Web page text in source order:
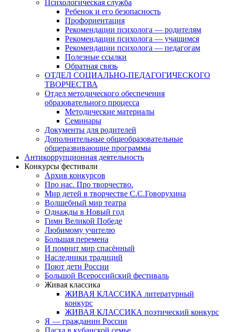
Психологическая служба
Ребенок и его безопасность
Профориентация
Рекомендации психолога — родителям
Рекомендации психолога — учащимся
Рекомендации психолога — педагогам
Полезные ссылки
Обратная связь
ОТДЕЛ СОЦИАЛЬНО-ПЕДАГОГИЧЕСКОГО
ТВОРЧЕСТВА
Отдел методического обеспечения
образовательного процесса
Методические материалы
Семинары
Документы для родителей
Дополнительные общеобразовательные
общеразвивающие программы
Антикоррупционная деятельность
Конкурсы фестивали
Архив конкурсов
Про нас. Про творчество.
Мир детей в творчестве С.С.Говорухина
Волшебный мир театра
Однажды в Новый год
Гимн Великой Победе
Любимому учителю
Большая перемена
И помнит мир спасённый
Наследники традиций
Поют дети России
Большой Всероссийский фестиваль
Живая классика
ЖИВАЯ КЛАССИКА литературный
конкурс
ЖИВАЯ КЛАССИКА поэтический конкурс
Я — гражданин России
Пасха в кубанской семье